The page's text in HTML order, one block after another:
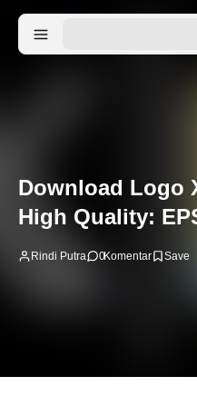
Download Logo
High Quality:
Rindi Putra 0Komentar